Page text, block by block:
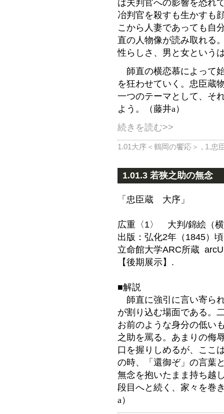
は夫判官への影響を恐れ
冶判官を殺すも生かすも
こから人妻であっても自
直の人物像が読み取れる
性らしさ、男と女という
師直の横恋慕によって
を狂わせていく。忠臣蔵
一つのテーマとして、そ
よう。（藤井a）
続きを読む>>
1.01大序＜鶴岡の饗応＞ , 1.忠
1.01.3 若狭之助の無念
「忠臣蔵 大序」
広重〈1〉 大判/錦絵（
出版：弘化2年（1845）
立命館大学ARC所蔵
【後期展示】.
■解説
師直に強引に言い寄ら
が割り込む場面である。
お前のような身分の低い
之助を罵る。あまりの侮
口を握りしめるが、ここ
の時、「還御ぞ」の言葉
無念を抱いたまま持ち越
段目へと続く、家々を巻
a）